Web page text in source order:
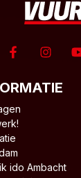
ido Ambacht